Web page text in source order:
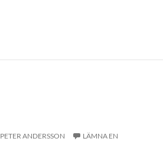
PETER ANDERSSON
LÄMNA EN